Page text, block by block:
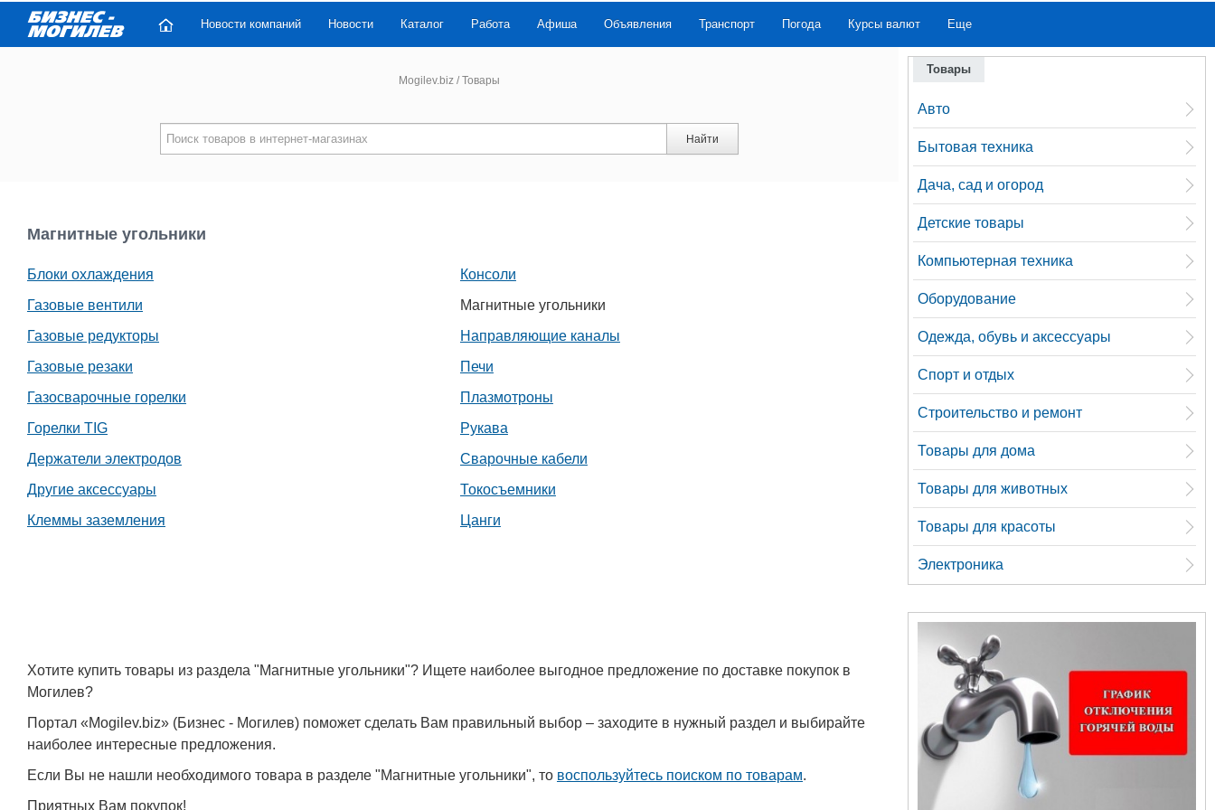
Новости компаний Новости Каталог Работа Афиша Объявления Транспорт Погода Курсы валют Еще
Mogilev.biz /Товары
Найти
Магнитные угольники
Блоки охлаждения
Газовые вентили
Газовые редукторы
Газовые резаки
Газосварочные горелки
Горелки TIG
Держатели электродов
Другие аксессуары
Клеммы заземления
Консоли
Магнитные угольники
Направляющие каналы
Печи
Плазмотроны
Рукава
Сварочные кабели
Токосъемники
Цанги
Хотите купить товары из раздела "Магнитные угольники"? Ищете наиболее выгодное предложение по доставке покупок в
Могилев?
Портал «Mogilev.biz» (Бизнес - Могилев) поможет сделать Вам правильный выбор – заходите в нужный раздел и выбирайте
наиболее интересные предложения.
Если Вы не нашли необходимого товара в разделе "Магнитные угольники", то воспользуйтесь поиском по товарам.
Приятных Вам покупок!
Товары
Авто
Бытовая техника
Дача, сад и огород
Детские товары
Компьютерная техника
Оборудование
Одежда, обувь и аксессуары
Спорт и отдых
Строительство и ремонт
Товары для дома
Товары для животных
Товары для красоты
Электроника